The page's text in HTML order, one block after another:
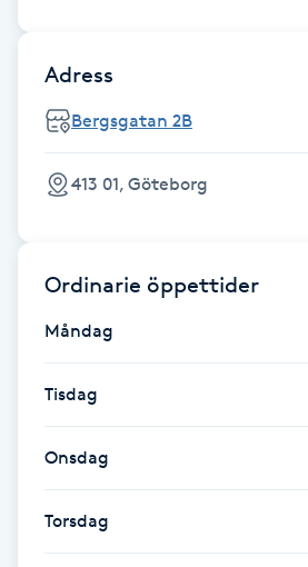
Hårvård
Hälsa
Hälsprickor
I
Idrottsmassage
IPL hårborttagning
IR-massage
Adress
Bergsgatan 2B
413 01, Göteborg
Ordinarie öppettider
Måndag
Tisdag
Onsdag
Torsdag